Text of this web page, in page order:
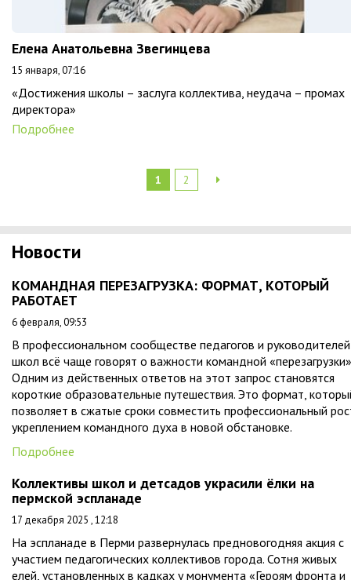
Елена Анатольевна Звегинцева
15 января, 07:16
«Достижения школы – заслуга коллектива, неудача – промах
директора»
Подробнее
1 2
Новости
КОМАНДНАЯ ПЕРЕЗАГРУЗКА: ФОРМАТ, КОТОРЫЙ
РАБОТАЕТ
6 февраля, 09:53
В профессиональном сообществе педагогов и руководителей
школ всё чаще говорят о важности командной
Одним из действенных ответов на этот запрос становятся
короткие образовательные путешествия. Это формат,
позволяет в сжатые сроки совместить профессиональный
укреплением командного духа в новой обстановке.
Подробнее
Коллективы школ и детсадов украсили ёлки на
пермской эспланаде
17 декабря 2025 , 12:18
На эспланаде в Перми развернулась предновогодняя акция с
участием педагогических коллективов города. Сотня живых
елей, установленных в кадках у монумента «Героям фронта и